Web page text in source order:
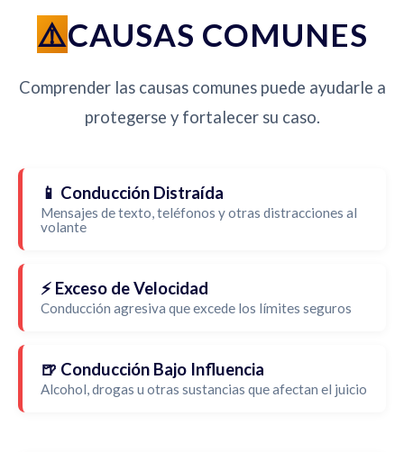
CAUSAS COMUNES
Comprender las causas comunes puede ayudarle a
protegerse y fortalecer su caso.
📱 Conducción Distraída
Mensajes de texto, teléfonos y otras distracciones al
volante
⚡ Exceso de Velocidad
Conducción agresiva que excede los límites seguros
🍺 Conducción Bajo Influencia
Alcohol, drogas u otras sustancias que afectan el juicio